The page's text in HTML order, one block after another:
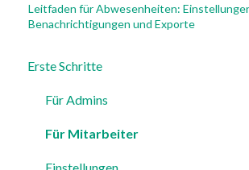
Leitfaden für Abwesenheiten:
Benachrichtigungen und Exporte
Erste Schritte
Für Admins
Für Mitarbeiter